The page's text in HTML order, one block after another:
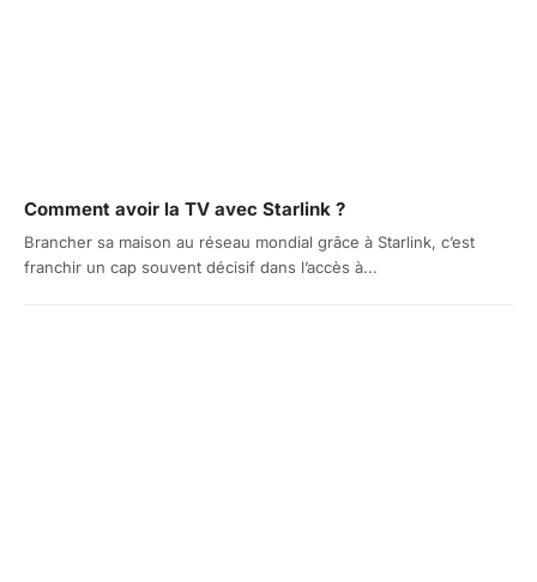
Comment avoir la TV avec Starlink ?
Brancher sa maison au réseau mondial grâce à Starlink, c’est
franchir un cap souvent décisif dans l’accès à...